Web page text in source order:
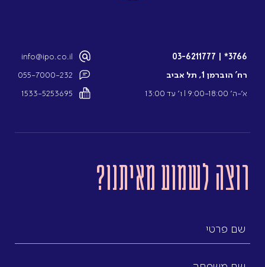
3766*
|
03-6211777
רח’ הוברמן 1, תל אביב
א’-ה’ 9:00-18:00 l ו’ עד 13:00
info@ipo.co.il
055-7000-232
1533-5253695
רוצה לשמוע מאיתנו?
פרטי